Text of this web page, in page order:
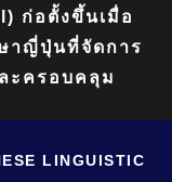
ก่อตั้งขึ้นเมื่อ
าญี่ปุ่นที่จัดการ
ะครอบคลุม
LINGUISTIC